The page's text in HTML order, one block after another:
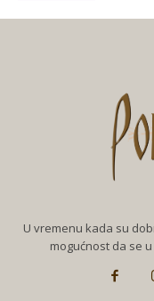
U vremenu kada su
mogućnost da se